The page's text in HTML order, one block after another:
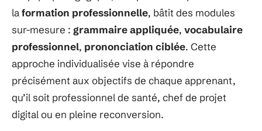
laformation professionnelle, bâtit des modules
sur-mesure : grammaire appliquée, vocabulaire
professionnel, prononciation ciblée. Cette
approche individualisée vise à répondre
précisément aux objectifs de chaque apprenant,
qu’il soit professionnel de santé, chef de projet
digital ou en pleine reconversion.